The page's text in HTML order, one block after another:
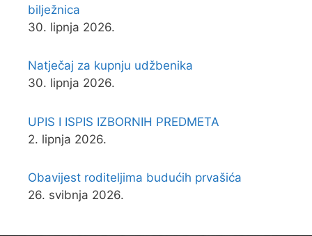
bilježnica
30. lipnja 2026.
Natječaj za kupnju udžbenika
30. lipnja 2026.
UPIS I ISPIS IZBORNIH PREDMETA
2. lipnja 2026.
Obavijest roditeljima budućih prvašića
26. svibnja 2026.